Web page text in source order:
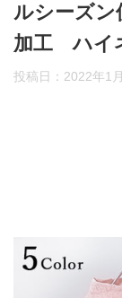
ルシーズン
加工 ハイ
投稿日： 2022年1